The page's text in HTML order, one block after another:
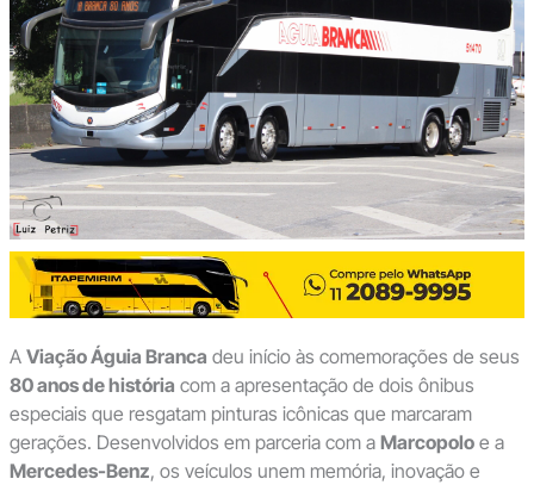
A Viação Águia Branca deu início às comemorações de seus
80 anos de história com a apresentação de dois ônibus
especiais que resgatam pinturas icônicas que marcaram
gerações. Desenvolvidos em parceria com a Marcopoloe a
Mercedes-Benz, os veículos unem memória, inovação e